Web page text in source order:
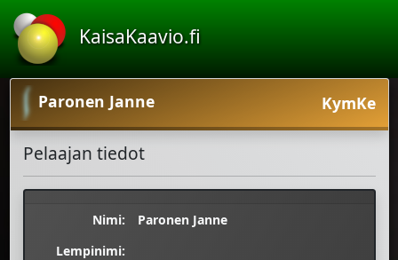
KaisaKaavio.fi
Paronen Janne KymKe
Pelaajan tiedot
Nimi:
Paronen Janne
Lempinimi: